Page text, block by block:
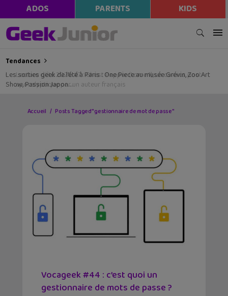
ADOS PARENTS KIDS
Tendances
Les sorties geek de l’été à Paris : One Piece au musée Grévin, Zoo Art
Show, Passion Japon…
Accueil Posts Tagged "gestionnaire de mot de passe"
Vocageek #44 : c’est quoi un
gestionnaire de mots de passe ?